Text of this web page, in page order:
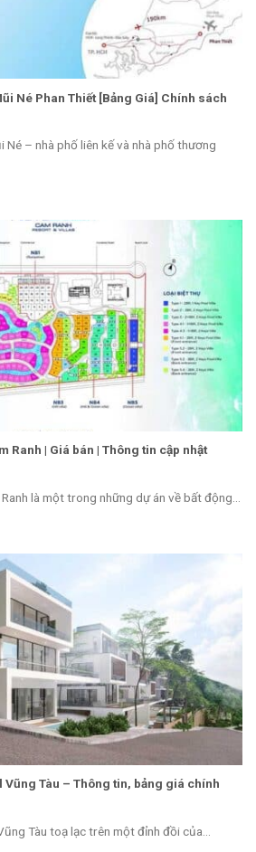
Né Phan Thiết [Bảng Giá] Chính sách
Né – nhà phố liên kế và nhà phố thương
Ranh | Giá bán | Thông tin cập nhật
là một trong những dự án về bất động...
Vũng Tàu – Thông tin, bảng giá chính
Tàu toạ lạc trên một đỉnh đồi của...